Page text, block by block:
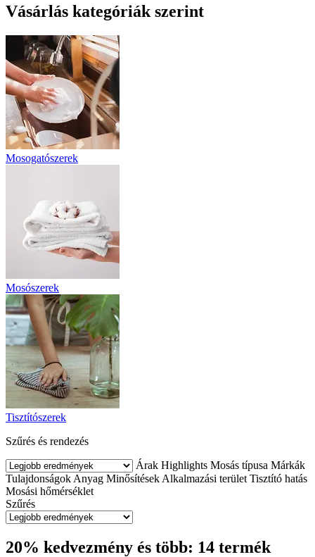
Vásárlás kategóriák szerint
Mosogatószerek
Mosószerek
Tisztítószerek
Szűrés és rendezés
Árak Highlights Mosás típusa Márkák
Tulajdonságok Anyag Minősítések Alkalmazási terület Tisztító hatás
Mosási hőmérséklet
Szűrés
20% kedvezmény és több: 14 termék